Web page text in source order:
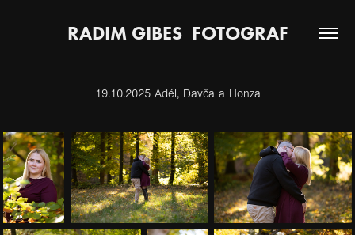
RADIM GIBES  FOTOGRAF
19.10.2025 Adél, Davča a Honza